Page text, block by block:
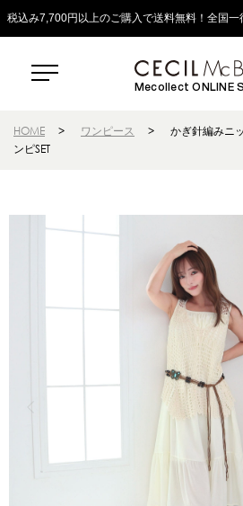
税込み7,700円以上のご購入で送料無料！全国一
Mecollect ONLINE
HOME > ワンピース >
かぎ針編みニ
ンピSET